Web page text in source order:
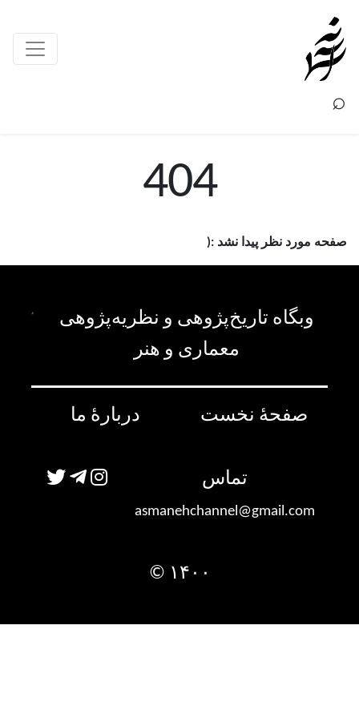
×
⌕
404
صفحه مورد نظر پیدا نشد :(
وبگاه تاریخ‌پژوهی و نظریه‌پژوهی
معماری و هنر
صفحۀ نخست دربارۀ ما
تماس
asmanehchannel@gmail.com
۱۴۰۰ ©